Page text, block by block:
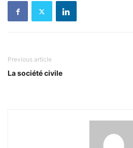
Previous article
La société civile